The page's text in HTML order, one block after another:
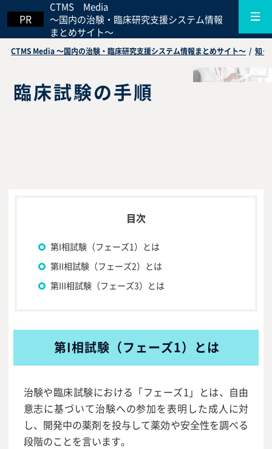
CTMS Media
～国内の治験・臨床研究支援システム情報
まとめサイト～
CTMS Media ～国内の治験・臨床研究支援システム情報まとめサイト～ / 知っ
臨床試験の手順
第I相試験（フェーズ1）とは
第II相試験（フェーズ2）とは
第III相試験（フェーズ3）とは
第I相試験（フェーズ1）とは
治験や臨床試験における「フェーズ1」とは、自由
意志に基づいて治験への参加を表明した成人に対
し、開発中の薬剤を投与して薬効や安全性を調べる
段階のことを言います。